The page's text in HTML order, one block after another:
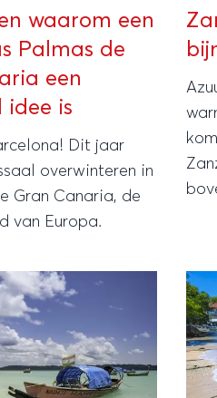
waarom een
Palmas de
een
idee is
Dit jaar
overwinteren in
Gran Canaria, de
van Europa.